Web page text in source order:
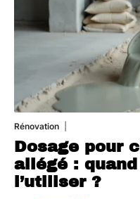
Rénovation
Dosage pour
allégé :
l’utiliser ?